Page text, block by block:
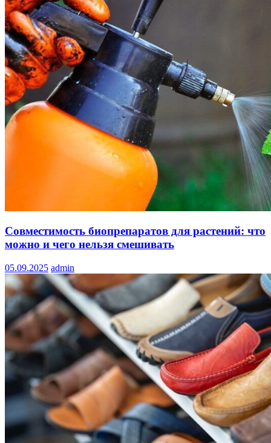
Совместимость биопрепаратов для растений: что
можно и чего нельзя смешивать
05.09.2025 admin